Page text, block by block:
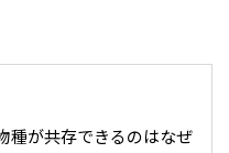
種が共存できるのはなぜ